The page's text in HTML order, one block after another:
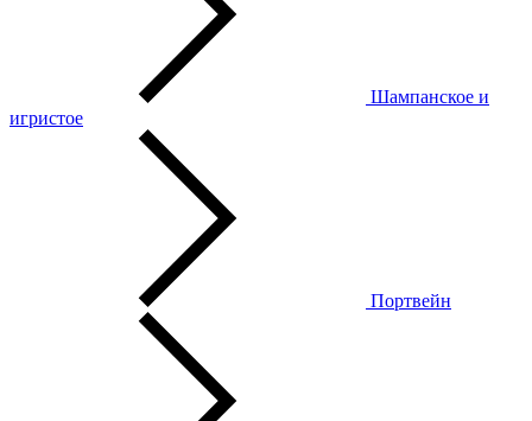
Шампанское и
игристое
Портвейн